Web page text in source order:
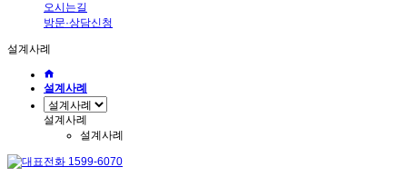
오시는길
방문·상담신청
설계사례
설계사례
설계사례
설계사례